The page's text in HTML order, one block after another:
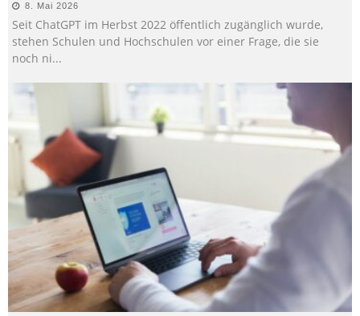
8. Mai 2026
Seit ChatGPT im Herbst 2022 öffentlich zugänglich wurde,
stehen Schulen und Hochschulen vor einer Frage, die sie
noch ni...